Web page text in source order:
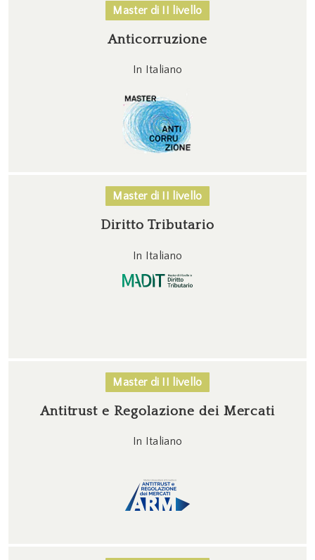
Master di II livello
Anticorruzione
In Italiano
Master di II livello
Diritto Tributario
In Italiano
Master di II livello
Antitrust e Regolazione dei Mercati
In Italiano